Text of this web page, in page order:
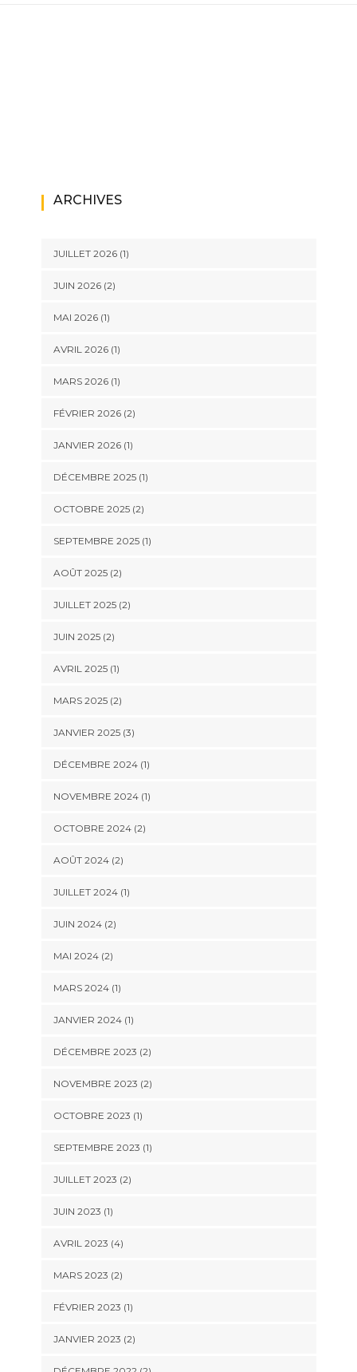
ARCHIVES
JUILLET 2026(1)
JUIN 2026(2)
MAI 2026(1)
AVRIL 2026(1)
MARS 2026(1)
FÉVRIER 2026(2)
JANVIER 2026(1)
DÉCEMBRE 2025(1)
OCTOBRE 2025(2)
SEPTEMBRE 2025(1)
AOÛT 2025(2)
JUILLET 2025(2)
JUIN 2025(2)
AVRIL 2025(1)
MARS 2025(2)
JANVIER 2025(3)
DÉCEMBRE 2024(1)
NOVEMBRE 2024(1)
OCTOBRE 2024(2)
AOÛT 2024(2)
JUILLET 2024(1)
JUIN 2024(2)
MAI 2024(2)
MARS 2024(1)
JANVIER 2024(1)
DÉCEMBRE 2023 (2)
NOVEMBRE 2023 (2)
OCTOBRE 2023 (1)
SEPTEMBRE 2023 (1)
JUILLET 2023 (2)
JUIN 2023 (1)
AVRIL 2023 (4)
MARS 2023 (2)
FÉVRIER 2023 (1)
JANVIER 2023 (2)